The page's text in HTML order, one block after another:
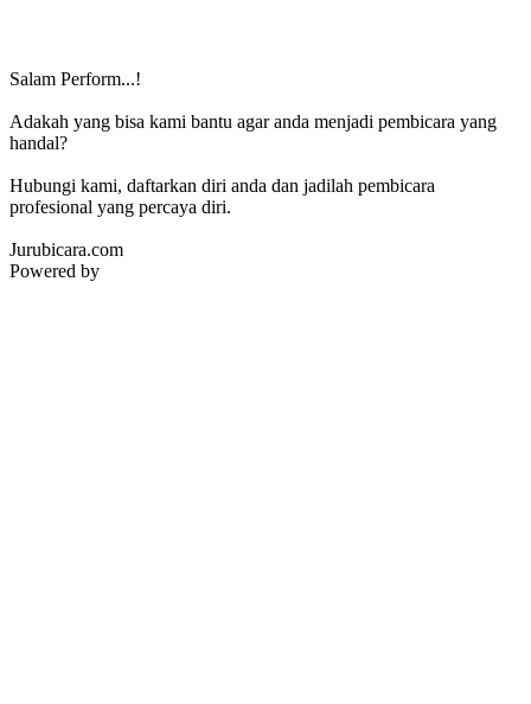
Salam Perform...!
Adakah yang bisa kami bantu agar anda menjadi pembicara yang
handal?
Hubungi kami, daftarkan diri anda dan jadilah pembicara
profesional yang percaya diri.
Jurubicara.com
Powered by